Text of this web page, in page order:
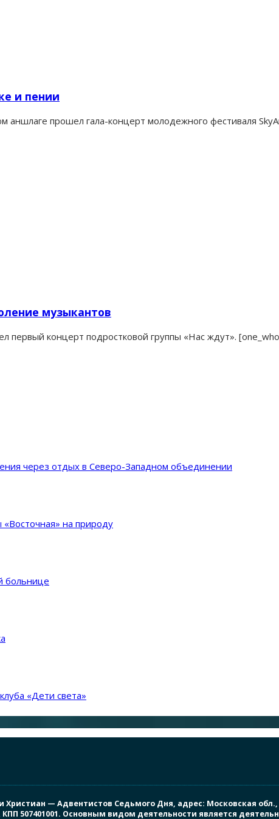
и пении
аншлаге прошел гала-концерт молодежного фестиваля
музыкантов
первый концерт подростковой группы «Нас ждут».
через отдых в Северо-Западном объединении
на природу
больнице
«Дети света»
— Адвентистов Седьмого Дня, адрес: Московская обл.,
КПП 507401001. Основным видом деятельности является